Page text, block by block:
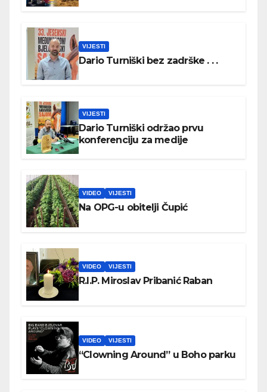
VIJESTI
Dario Turniški bez zadrške . . .
VIJESTI
Dario Turniški održao prvu
konferenciju za medije
VIDEO VIJESTI
Na OPG-u obitelji Čupić
VIDEO VIJESTI
R.I.P. Miroslav Pribanić Raban
VIDEO VIJESTI
“Clowning Around” u Boho parku